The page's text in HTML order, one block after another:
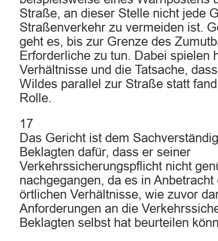
Straße, an dieser Stelle nicht jede
Straßenverkehr zu vermeiden ist.
geht es, bis zur Grenze des
Erforderliche zu tun. Dabei spielen
Verhältnisse und die Tatsache,
Wildes parallel zur Straße statt
Rolle.
17
Das Gericht ist dem
Beklagten dafür, dass er seiner
Verkehrssicherungspflicht nicht
nachgegangen, da es in
örtlichen Verhältnisse, wie zuvor
Anforderungen an die
Beklagten selbst hat beurteilen